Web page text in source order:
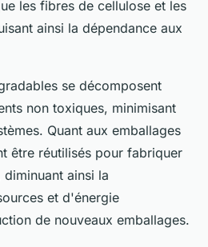
les fibres de cellulose et les
ainsi la dépendance aux
se décomposent
non toxiques, minimisant
Quant aux emballages
être réutilisés pour fabriquer
ainsi la
et d'énergie
de nouveaux emballages.